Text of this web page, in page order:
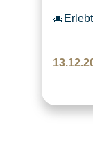
Kinder